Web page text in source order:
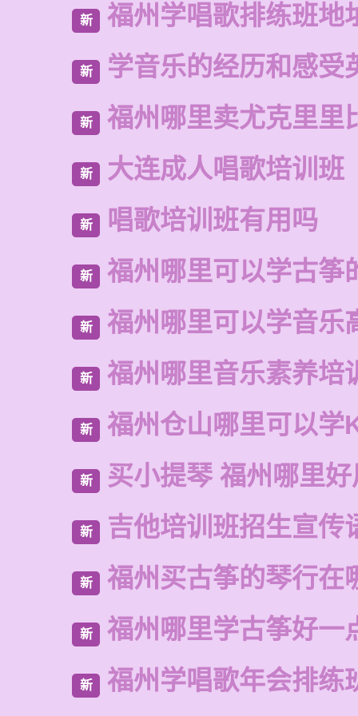
新 福州学唱歌排练班地
新 学音乐的经历和感受
新 福州哪里卖尤克里里
新 大连成人唱歌培训班
新 唱歌培训班有用吗
新 福州哪里可以学古筝
新 福州哪里可以学音乐
新 福州哪里音乐素养培
新 福州仓山哪里可以学
新 买小提琴 福州哪里
新 吉他培训班招生宣传
新 福州买古筝的琴行在
新 福州哪里学古筝好一
新 福州学唱歌年会排练